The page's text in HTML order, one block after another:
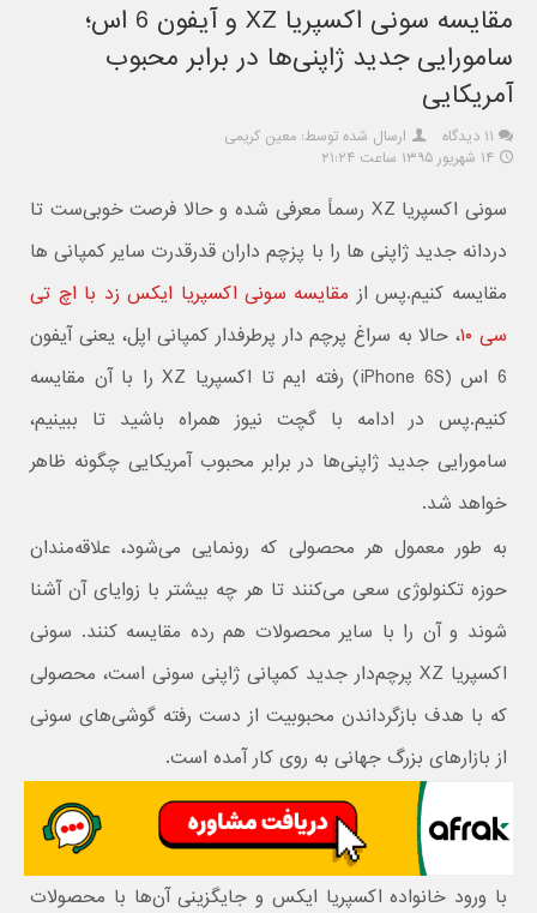
مقایسه سونی اکسپریا XZ و آیفون 6 اس؛
سامورایی جدید ژاپنی‌ها در برابر محبوب
آمریکایی
۱۱ دیدگاه
ارسال شده توسط: معین کریمی
۱۴ شهریور ۱۳۹۵ ساعت ۲۱:۲۴
سونی اکسپریا XZ رسماً معرفی شده و حالا فرصت خوبی‌ست تا
دردانه جدید ژاپنی ها را با پزچم داران قدرقدرت سایر کمپانی ها
مقایسه کنیم.پس از مقایسه سونی اکسپریا ایکس زد با اچ تی
سی ۱۰
، حالا به سراغ پرچم دار پرطرفدار کمپانی اپل، یعنی آیفون
6 اس (iPhone 6S) رفته ایم تا اکسپریا XZ را با آن مقایسه
کنیم.پس در ادامه با گچت نیوز همراه باشید تا ببینیم،
سامورایی جدید ژاپنی‌ها در برابر محبوب آمریکایی چگونه ظاهر
خواهد شد.
به طور معمول هر محصولی که رونمایی می‌شود، علاقه‌مندان
حوزه تکنولوژی سعی می‌کنند تا هر چه بیشتر با زوایای آن آشنا
شوند و آن را با سایر محصولات هم رده مقایسه کنند. سونی
اکسپریا XZ پرچم‌دار جدید کمپانی ژاپنی سونی است، محصولی
که با هدف بازگرداندن محبوبیت از دست رفته گوشی‌های سونی
از بازارهای بزرگ جهانی به روی کار آمده است.
با ورود خانواده اکسپریا ایکس و جایگزینی آن‌ها با محصولات